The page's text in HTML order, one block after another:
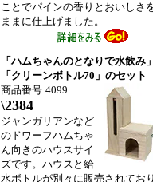
ことでパインの香りとおいしさ
ままに仕上げました。
「ハムちゃんのとなりで水飲み
「クリーンボトル70」のセット
商品番号:4099
\2384
ジャンガリアンなど
のドワーフハムちゃ
ん向きのハウスサイ
ズです。ハウスと給
水ボトルが別々に販売されてお